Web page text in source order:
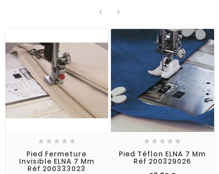
 
    
Pied Fermeture
Invisible ELNA 7 Mm
Réf 200333023
    
Pied Téflon ELNA 7 Mm
Réf 200329026